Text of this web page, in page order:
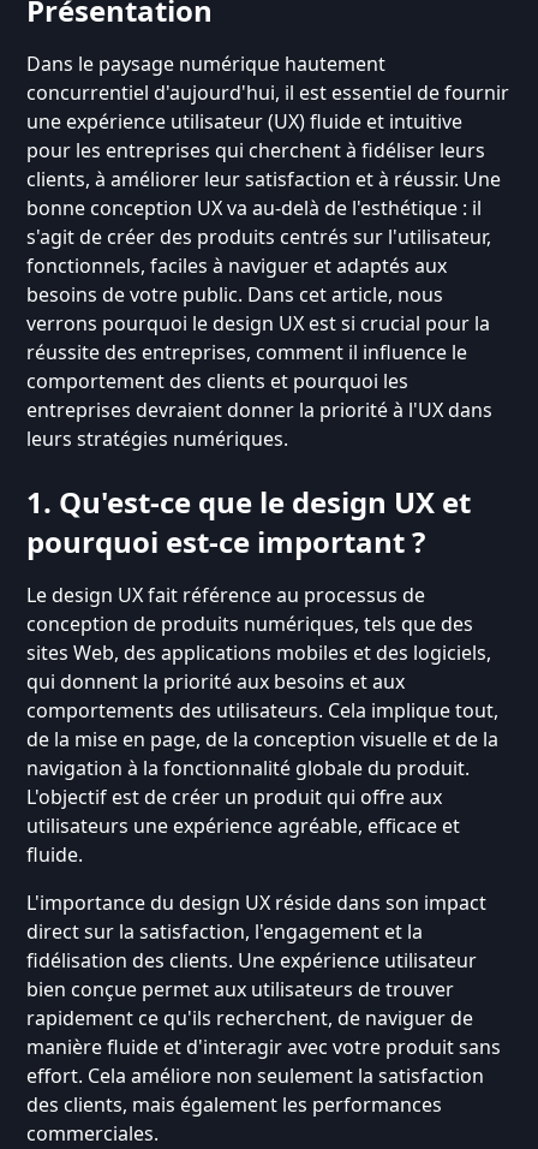
Présentation
Dans le paysage numérique hautement
concurrentiel d'aujourd'hui, il est essentiel de fournir
une expérience utilisateur (UX) fluide et intuitive
pour les entreprises qui cherchent à fidéliser leurs
clients, à améliorer leur satisfaction et à réussir. Une
bonne conception UX va au-delà de l'esthétique : il
s'agit de créer des produits centrés sur l'utilisateur,
fonctionnels, faciles à naviguer et adaptés aux
besoins de votre public. Dans cet article, nous
verrons pourquoi le design UX est si crucial pour la
réussite des entreprises, comment il influence le
comportement des clients et pourquoi les
entreprises devraient donner la priorité à l'UX dans
leurs stratégies numériques.
1. Qu'est-ce que le design UX et
pourquoi est-ce important ?
Le design UX fait référence au processus de
conception de produits numériques, tels que des
sites Web, des applications mobiles et des logiciels,
qui donnent la priorité aux besoins et aux
comportements des utilisateurs. Cela implique tout,
de la mise en page, de la conception visuelle et de la
navigation à la fonctionnalité globale du produit.
L'objectif est de créer un produit qui offre aux
utilisateurs une expérience agréable, efficace et
fluide.
L'importance du design UX réside dans son impact
direct sur la satisfaction, l'engagement et la
fidélisation des clients. Une expérience utilisateur
bien conçue permet aux utilisateurs de trouver
rapidement ce qu'ils recherchent, de naviguer de
manière fluide et d'interagir avec votre produit sans
effort. Cela améliore non seulement la satisfaction
des clients, mais également les performances
commerciales.